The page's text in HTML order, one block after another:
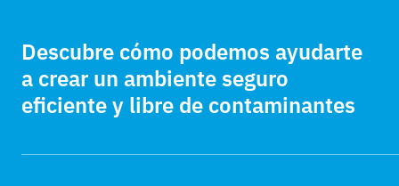
Descubre cómo podemos ayudarte
a crear un ambiente seguro
eficiente y libre de contaminantes